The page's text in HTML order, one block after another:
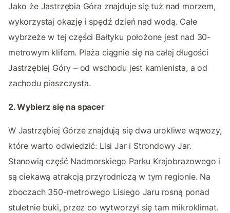
Jako że Jastrzębia Góra znajduje się tuż nad morzem,
wykorzystaj okazję i spędź dzień nad wodą. Całe
wybrzeże w tej części Bałtyku położone jest nad 30-
metrowym klifem. Plaża ciągnie się na całej długości
Jastrzębiej Góry – od wschodu jest kamienista, a od
zachodu piaszczysta.
2. Wybierz się na spacer
W Jastrzębiej Górze znajdują się dwa urokliwe wąwozy,
które warto odwiedzić: Lisi Jar i Strondowy Jar.
Stanowią część Nadmorskiego Parku Krajobrazowego i
są ciekawą atrakcją przyrodniczą w tym regionie. Na
zboczach 350-metrowego Lisiego Jaru rosną ponad
stuletnie buki, przez co wytworzył się tam mikroklimat.